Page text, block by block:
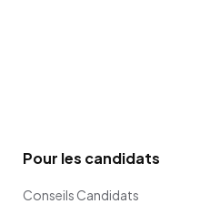
Pour les candidats
Conseils Candidats